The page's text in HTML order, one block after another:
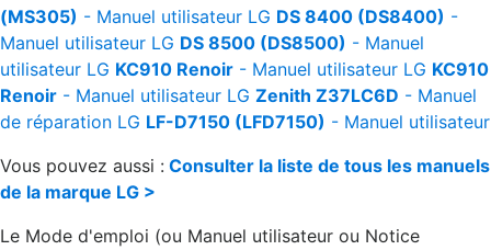
(MS305) - Manuel utilisateur LG DS 8400 (DS8400) -
Manuel utilisateur LG DS 8500 (DS8500) - Manuel
utilisateur LG KC910 Renoir - Manuel utilisateur LG KC910
Renoir - Manuel utilisateur LG Zenith Z37LC6D - Manuel
de réparation LG LF-D7150 (LFD7150) - Manuel utilisateur
Vous pouvez aussi : Consulter la liste de tous les manuels
de la marque LG >
Le Mode d'emploi (ou Manuel utilisateur ou Notice